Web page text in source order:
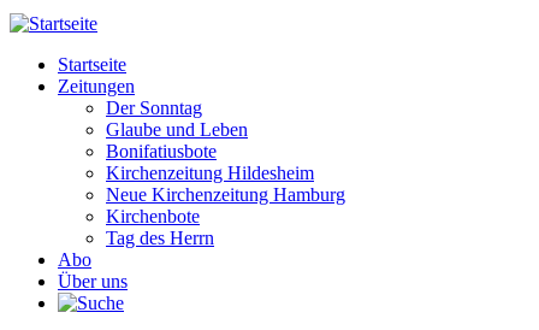
Main
navigation
Startseite
Zeitungen
Der Sonntag
Glaube und Leben
Bonifatiusbote
Kirchenzeitung Hildesheim
Neue Kirchenzeitung Hamburg
Kirchenbote
Tag des Herrn
Abo
Über uns